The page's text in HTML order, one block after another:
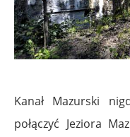
Kanał Mazurski
połączyć Jeziora